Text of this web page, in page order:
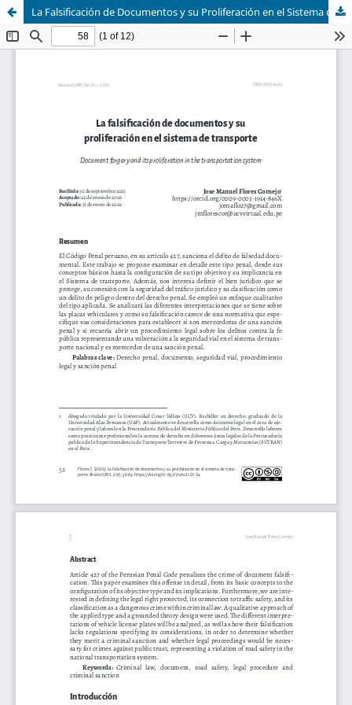
La Falsificación de Documentos y su Proliferación en el Sistema de Transporte